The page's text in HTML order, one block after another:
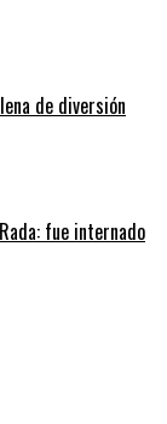
de diversión
fue internado